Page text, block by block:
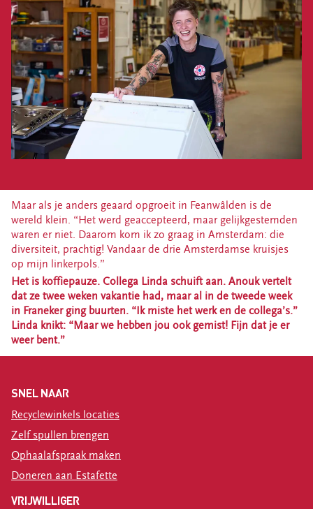
Maar als je anders geaard opgroeit in Feanwâlden is de
wereld klein. “Het werd geaccepteerd, maar gelijkgestemden
waren er niet. Daarom kom ik zo graag in Amsterdam: die
diversiteit, prachtig! Vandaar de drie Amsterdamse kruisjes
op mijn linkerpols.”
Het is koffiepauze. Collega Linda schuift aan. Anouk vertelt
dat ze twee weken vakantie had, maar al in de tweede week
in Franeker ging buurten. “Ik miste het werk en de collega’s.”
Linda knikt: “Maar we hebben jou ook gemist! Fijn dat je er
weer bent.”
SNEL NAAR
Recyclewinkels locaties
Zelf spullen brengen
Ophaalafspraak maken
Doneren aan Estafette
VRIJWILLIGER